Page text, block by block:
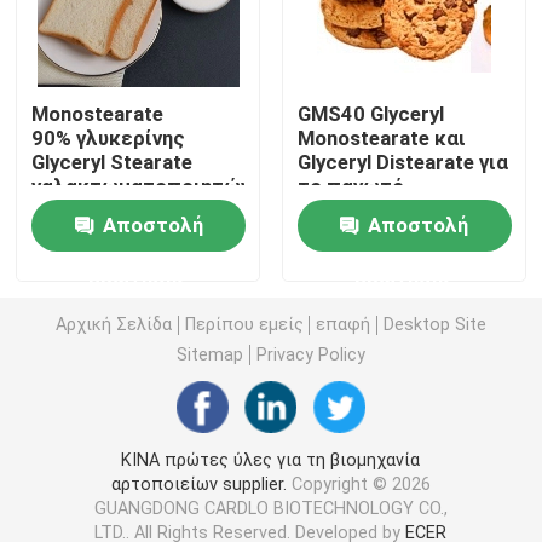
E471 γαλακτωματοποιητής τροφίμων
Γαλακτωματοποιητής ποιότητας τροφίμων
Φυσικοί γαλακτωματοποιητές τροφίμων
Μονο και diglycerides
Monostearate γλυκερίνης
Γαλακτωματοποιητής βελτιωτών κέικ
Monostearate
90% γλυκερίνης
Glyceryl Stearate
γαλακτωματοποιητών
για Toffee σοκολάτας
Αποστολή
GMS40 Glyceryl
Monostearate και
Glyceryl Distearate για
το παγωτό
Αποστολή
Αρχική Σελίδα Περίπου εμείς επαφή
Desktop Site
Sitemap
Privacy Policy
ΚΙΝΑ πρώτες ύλες για τη βιομηχανία
αρτοποιείων supplier. Copyright © 2026
GUANGDONG CARDLO BIOTECHNOLOGY CO.,
LTD.. All Rights Reserved. Developed by ECER